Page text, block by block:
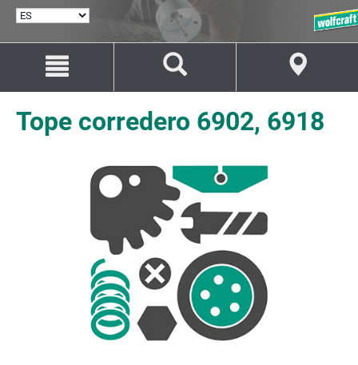
SELECCIONAR
contenido
la
navegación
Tope corredero 6902, 6918